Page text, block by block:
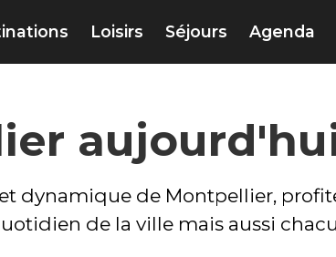
Loisirs Séjours Agenda
dynamique de Montpellier,
de la ville mais aussi